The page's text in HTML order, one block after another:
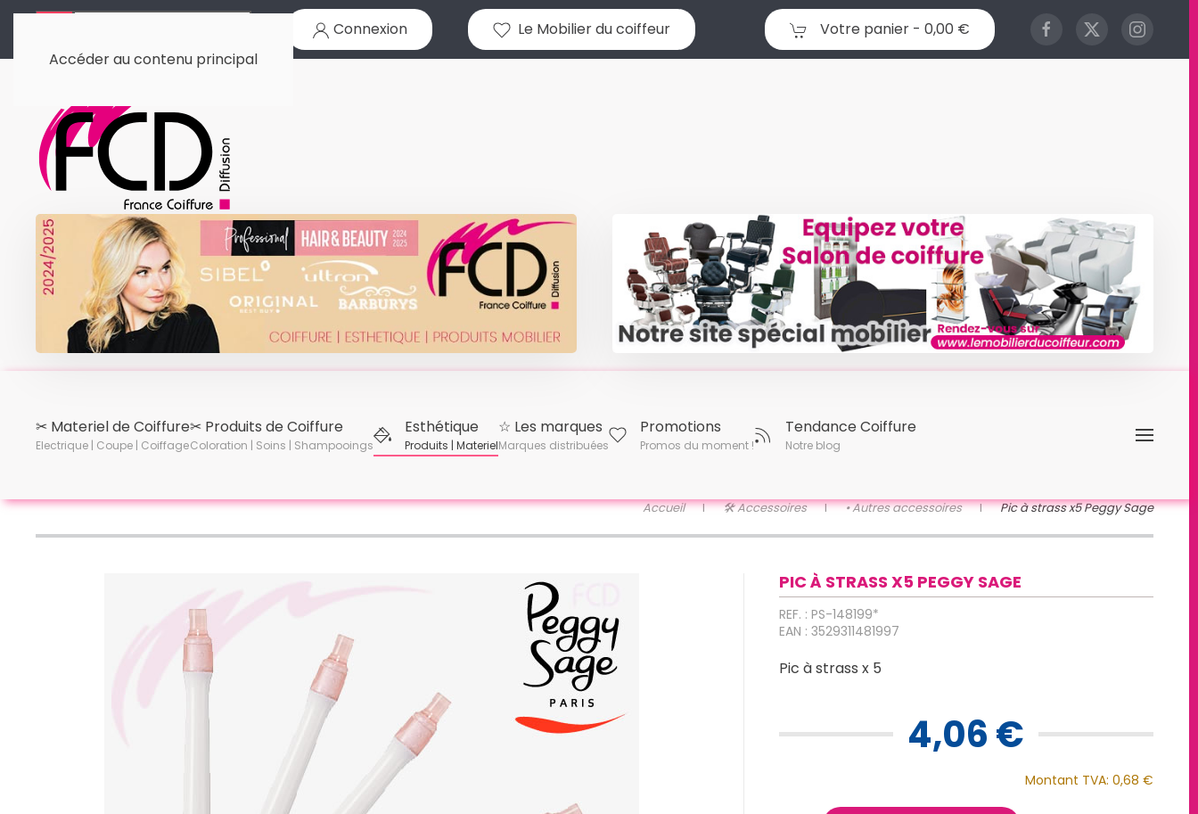
Accéder au contenu principal
Connexion Le Mobilier du coiffeur Votre panier - 0,00 €
✂︎ Materiel de Coiffure
Electrique | Coupe | Coiffage
✂︎ Produits de Coiffure
Coloration | Soins | Shampooings
Esthétique
Produits | Materiel
☆ Les marques
Marques distribuées
Promotions
Promos du moment !
Tendance Coiffure
Notre blog
Accueil 🛠 Accessoires • Autres accessoires Pic à strass x5 Peggy Sage
PIC À STRASS X5 PEGGY SAGE
REF. : PS-148199*
EAN : 3529311481997
Pic à strass x 5
4,06 €
Montant TVA: 0,68 €